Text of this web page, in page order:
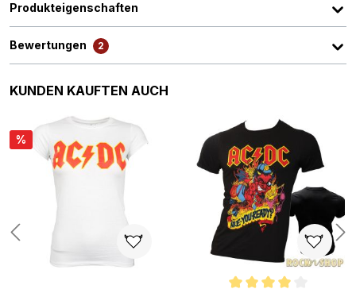
Produkteigenschaften
Bewertungen 2
Produktgalerie überspringen
KUNDEN KAUFTEN AUCH
%